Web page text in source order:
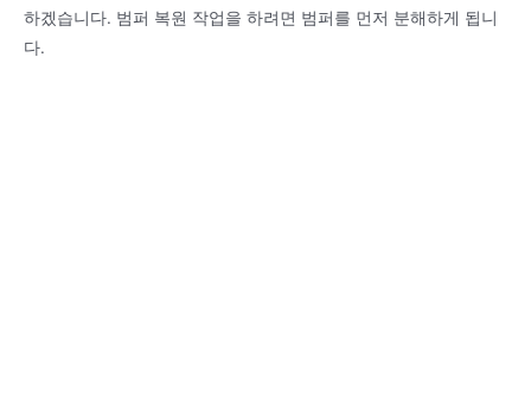
하겠습니다. 범퍼 복원 작업을 하려면 범퍼를 먼저 분해하게 됩니
다.